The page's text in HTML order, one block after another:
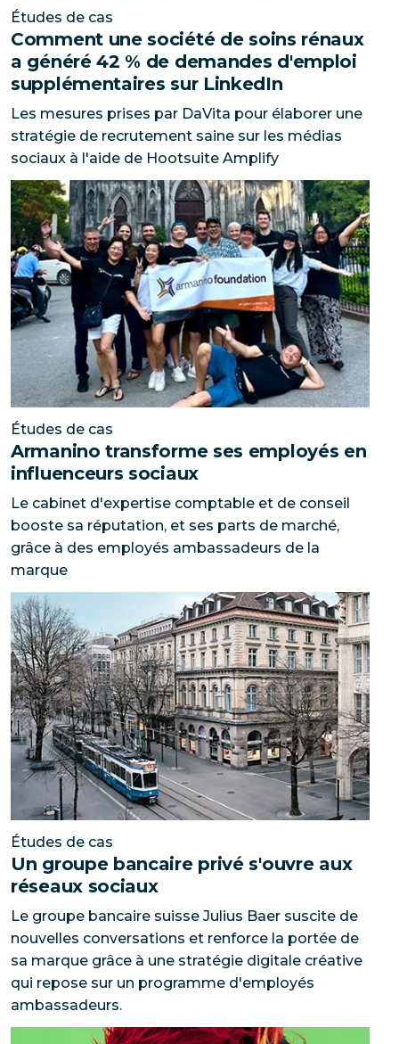
Études de cas
Comment une société de soins rénaux
a généré 42 % de demandes d'emploi
supplémentaires sur LinkedIn
Les mesures prises par DaVita pour élaborer une
stratégie de recrutement saine sur les médias
sociaux à l'aide de Hootsuite Amplify
Armanino transforme ses employés en influenceurs
Études de cas
Armanino transforme ses employés en
influenceurs sociaux
Le cabinet d'expertise comptable et de conseil
booste sa réputation, et ses parts de marché,
grâce à des employés ambassadeurs de la
marque
Un groupe bancaire privé s'ouvre aux réseaux sociaux
Études de cas
Un groupe bancaire privé s'ouvre aux
réseaux sociaux
Le groupe bancaire suisse Julius Baer suscite de
nouvelles conversations et renforce la portée de
sa marque grâce à une stratégie digitale créative
qui repose sur un programme d'employés
ambassadeurs.
Comment Stocksy réinvente les banques d'images